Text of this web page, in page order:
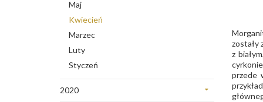
Kwiecień
Marzec
Styczeń
Maj
Kwiecień
Marzec
Luty
Styczeń
2020
zostały
z
przede